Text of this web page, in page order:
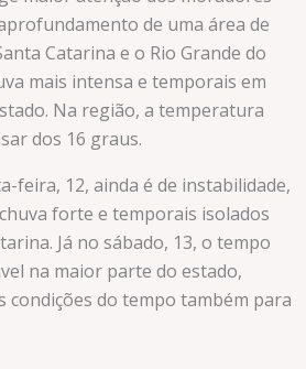
de uma área de
Catarina e o Rio Grande do
mais intensa e temporais em
Na região, a temperatura
dos 16 graus.
feira, 12, ainda é de instabilidade,
forte e temporais isolados
Já no sábado, 13, o tempo
na maior parte do estado,
condições do tempo também para